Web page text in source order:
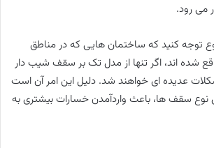
می رود.
توجه کنید که ساختمان هایی که در مناطق
شده اند، اگر تنها از مدل تک بر سقف شیب دار
عدیده ای خواهند شد. دلیل این امر آن است
سقف ها، باعث واردآمدن خسارات بیشتری به